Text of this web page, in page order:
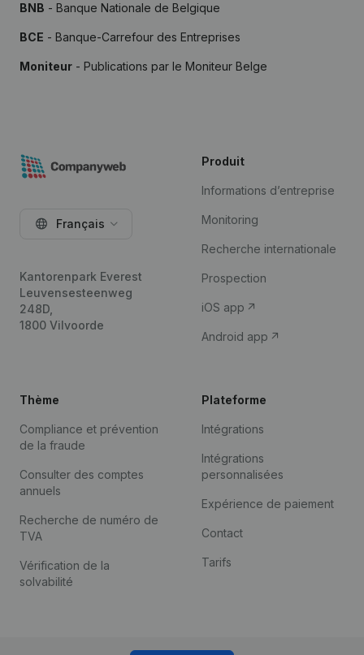
BNB - Banque Nationale de Belgique
BCE - Banque-Carrefour des Entreprises
Moniteur - Publications par le Moniteur Belge
Français
Kantorenpark Everest
Leuvensesteenweg
248D,
1800 Vilvoorde
Produit
Informations d’entreprise
Monitoring
Recherche internationale
Prospection
iOS app
Android app
Thème
Compliance et prévention
de la fraude
Consulter des comptes
annuels
Recherche de numéro de
TVA
Vérification de la
solvabilité
Plateforme
Intégrations
Intégrations
personnalisées
Expérience de paiement
Contact
Tarifs